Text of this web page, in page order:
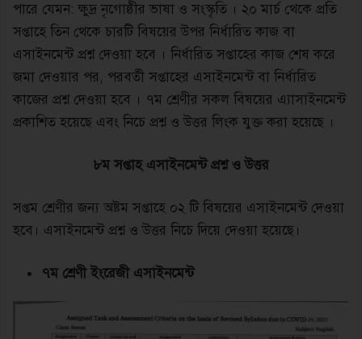
পারে যেমন: ক্ষুদ্র নৃগোষ্ঠীর ভাষা ও সংস্কৃতি । ২০ মার্চ থেকে প্রতি
সপ্তাহে তিন থেকে চারটি বিষয়ের উপর নির্ধারিত কাজ বা
এসাইনমেন্ট প্রশ্ন দেওয়া হবে । নির্ধারিত সপ্তাহের কাজ শেষ করে
জমা দেওয়ার পর, পরবর্তী সপ্তাহের এসাইনমেন্ট বা নির্ধারিত
কাজের প্রশ্ন দেওয়া হবে । ৭ম শ্রেণীর সকল বিষয়ের এ্যাসাইনমেন্ট
প্রকাশিত হয়েছে এবং নিচে প্রশ্ন ও উত্তর লিংক যুক্ত করা হয়েছে ।
৮ম সপ্তাহ এসাইনমেন্ট প্রশ্ন ও উত্তর
সপ্তম শ্রেণীর জন্য অষ্টম সপ্তাহে ০২ টি বিষয়ের এসাইনমেন্ট দেওয়া
হবে। এসাইনমেন্ট প্রশ্ন ও উত্তর নিচে দিয়ে দেওয়া হয়েছে।
৭ম শ্রেণী ইংরেজী এসাইনমেন্ট